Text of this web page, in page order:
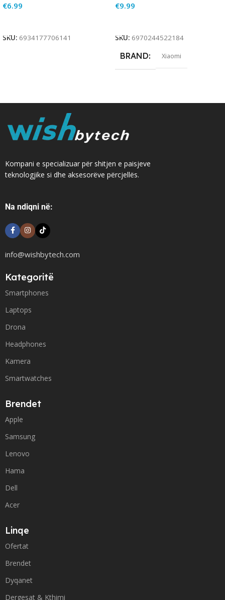
€6.99
SKU: 6934177706141
€9.99
SKU: 6970244522184
BRAND Xiaomi
Kompani e specializuar për shitjen e paisjeve
teknologjike si dhe aksesorëve përcjellës.
Na ndiqni në:
info@wishbytech.com
Kategoritë
Smartphones
Laptops
Drona
Headphones
Kamera
Smartwatches
Brendet
Apple
Samsung
Lenovo
Hama
Dell
Acer
Linqe
Ofertat
Brendet
Dyqanet
Dergesat & Kthimi